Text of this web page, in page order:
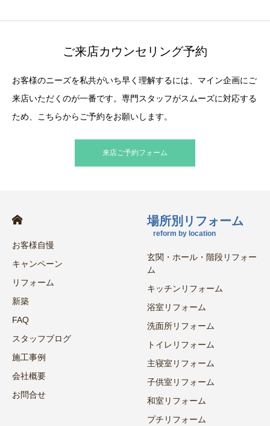
ご来店カウンセリング予約
お客様のニーズを私共がいち早く理解するには、マイン企画にご
来店いただくのが一番です。専門スタッフがスムーズに対応する
ため、こちらからご予約をお願いします。
来店ご予約フォーム
お客様自慢
キャンペーン
リフォーム
新築
FAQ
スタッフブログ
施工事例
会社概要
お問合せ
場所別リフォーム
reform by location
玄関・ホール・階段リフォー
ム
キッチンリフォーム
浴室リフォーム
洗面所リフォーム
トイレリフォーム
主寝室リフォーム
子供室リフォーム
和室リフォーム
プチリフォーム